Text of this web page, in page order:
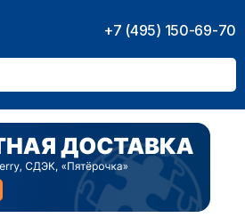
+7 (495) 150-69-70